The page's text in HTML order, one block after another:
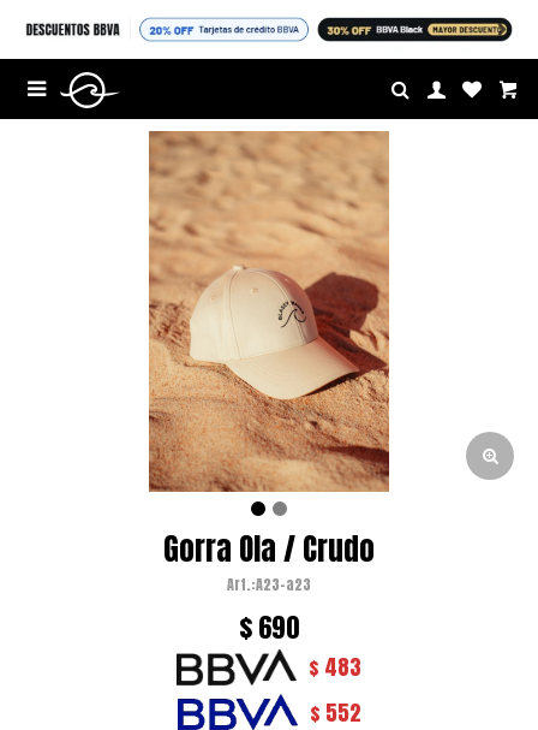


Gorra Ola / Crudo
A23-a23
$690
$ 483
$ 552